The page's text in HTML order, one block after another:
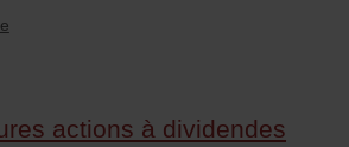
actions à dividendes